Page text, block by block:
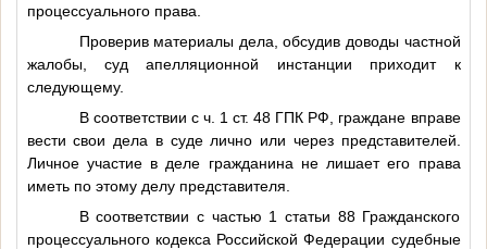
процессуального права.
Проверив материалы дела, обсудив доводы частной
жалобы, суд апелляционной инстанции приходит к
следующему.
В соответствии с ч. 1 ст. 48 ГПК РФ, граждане вправе
вести свои дела в суде лично или через представителей.
Личное участие в деле гражданина не лишает его права
иметь по этому делу представителя.
В соответствии с частью 1 статьи 88 Гражданского
процессуального кодекса Российской Федерации судебные